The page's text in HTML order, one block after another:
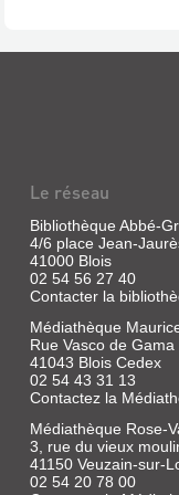
Grace
House.
Entourés
de
leurs
petits
et
soeurs,
ils
s'épanouissent
sous
pleine
de
tendresse
de
Mashiro
|
Nobi
Nobi,
2019
(Kawaï
kids)
Nicolapin
le
petit
lapin
ailé,
vit
avec
ses
amis,
Le réseau
Bibliothèque Abbé-
4/6 place Jean-
41000 Blois
02 54 56 27 40
Contacter la
Médiathèque
Rue Vasco de Gama
41043 Blois Cedex
02 54 43 31 13
Contactez la
Médiathèque Rose-
3, rue du vieux
41150 Veuzain-sur-
02 54 20 78 00